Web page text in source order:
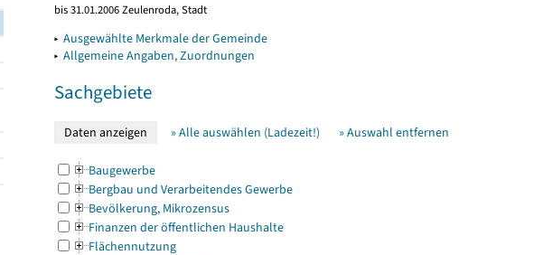
bis 31.01.2006 Zeulenroda, Stadt
▸ Ausgewählte Merkmale der Gemeinde
▸ Allgemeine Angaben, Zuordnungen
Sachgebiete
» Alle auswählen (Ladezeit!) » Auswahl entfernen
Baugewerbe
Bergbau und Verarbeitendes Gewerbe
Bevölkerung, Mikrozensus
Finanzen der öffentlichen Haushalte
Flächennutzung